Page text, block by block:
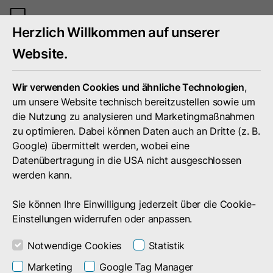
Unternehmen Presse Pressemitteilungen
Herzlich Willkommen auf unserer
Website.
Wir verwenden Cookies und ähnliche Technologien,
um unsere Website technisch bereitzustellen sowie um
die Nutzung zu analysieren und Marketingmaßnahmen
zu optimieren. Dabei können Daten auch an Dritte (z. B.
Google) übermittelt werden, wobei eine
Datenübertragung in die USA nicht ausgeschlossen
werden kann.
Sie können Ihre Einwilligung jederzeit über die Cookie-
Einstellungen widerrufen oder anpassen.
Notwendige Cookies
Statistik
Marketing
Google Tag Manager